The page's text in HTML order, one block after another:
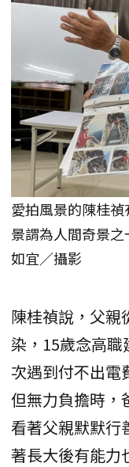
愛拍風景的陳桂
景謂為人間奇景
如宜／攝影
陳桂禎說，父親
染，15歲念高
次遇到付不出電
但無力負擔時，
看著父親默默行
著長大後有能力